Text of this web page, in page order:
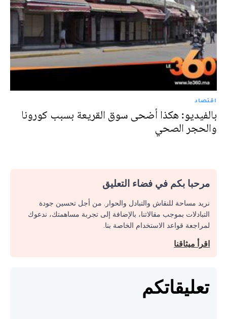
اقتصاد
بالفيديو: هكذا أضحى سوق القريعة بسبب كورونا
والحجر الصحي
مرحبا بكم في فضاء التعليق
نريد مساحة للنقاش والتبادل والحوار. من أجل تحسين جودة
التبادلات بموجب مقالاتنا، بالإضافة إلى تجربة مساهمتك، ندعوك
لمراجعة قواعد الاستخدام الخاصة بنا.
اقرأ ميثاقنا
تعليقاتكم